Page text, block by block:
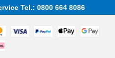
Tel.: 0800 664 8086